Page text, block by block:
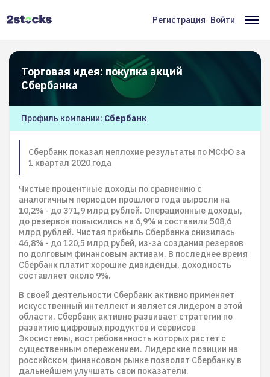
Меню
учётной
записи
пользователя
Регистрация Войти
Торговая идея: покупка акций
Сбербанка
Профиль компании: Сбербанк
Сбербанк показал неплохие результаты по МСФО за
1 квартал 2020 года
Чистые процентные доходы по сравнению с
аналогичным периодом прошлого года выросли на
10,2% - до 371,9 млрд рублей. Операционные доходы,
до резервов повысились на 6,9% и составили 508,6
млрд рублей. Чистая прибыль Сбербанка снизилась
46,8% - до 120,5 млрд рубей, из-за создания резервов
по долговым финансовым активам. В последнее время
Сбербанк платит хорошие дивиденды, доходность
составляет около 9%.
В своей деятельности Сбербанк активно применяет
искусственный интеллект и является лидером в этой
области. Сбербанк активно развивает стратегии по
развитию цифровых продуктов и сервисов
Экосистемы, востребованность которых растет с
существенным опережением. Лидерские позиции на
российском финансовом рынке позволят Сбербанку в
дальнейшем улучшать свои показатели.